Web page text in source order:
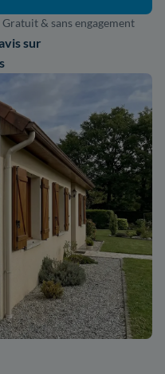
Gratuit & sans engagement
sur